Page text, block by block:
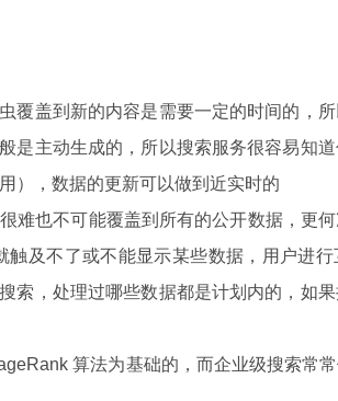
覆盖到新的内容是需要一定的时间的，
是主动生成的，所以搜索服务很容易知
），数据的更新可以做到近实时的
难也不可能覆盖到所有的公开数据，更
触及不了或不能显示某些数据，用户进
索，处理过哪些数据都是计划内的，如
算法为基础的，而企业级搜索常